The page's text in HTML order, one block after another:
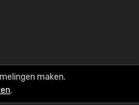
maken.
.
RAL K7 op waterbasis